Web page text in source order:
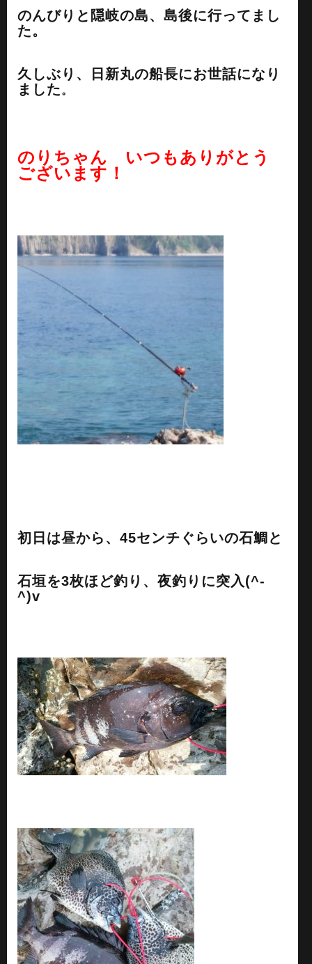
のんびりと隠岐の島、島後に行ってまし
た。
久しぶり、日新丸の船長にお世話になり
ました。
のりちゃん いつもありがとう
ございます！
初日は昼から、45センチぐらいの石鯛と
石垣を3枚ほど釣り、夜釣りに突入(^-
^)v